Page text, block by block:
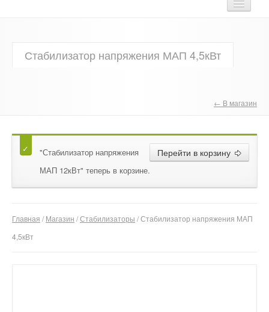
Оборудование
Отзывы
Стабилизатор напряжения МАП 4,5кВт
← В магазин
Перейти в корзину
"Стабилизатор напряжения
МАП 12кВт" теперь в корзине.
Главная /Магазин /Стабилизаторы / Стабилизатор напряжения МАП
4,5кВт